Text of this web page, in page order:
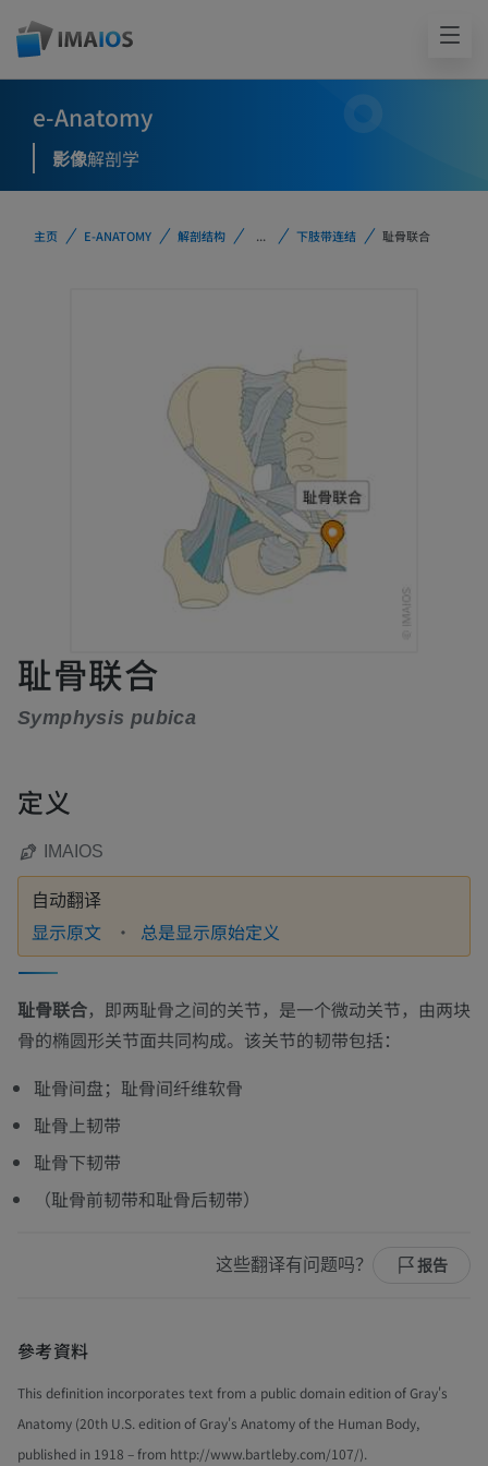
e-Anatomy
影像解剖学
主页 E-ANATOMY 解剖结构 ... 下肢带连结 耻骨联合
耻骨联合
Symphysis pubica
定义
IMAIOS
自动翻译
显示原文 总是显示原始定义
耻骨联合，即两耻骨之间的关节，是一个微动关节，由两块
骨的椭圆形关节面共同构成。该关节的韧带包括：
耻骨间盘；耻骨间纤维软骨
耻骨上韧带
耻骨下韧带
（耻骨前韧带和耻骨后韧带）
这些翻译有问题吗？ 报告
參考資料
This definition incorporates text from a public domain edition of Gray's
Anatomy (20th U.S. edition of Gray's Anatomy of the Human Body,
published in 1918 – from http://www.bartleby.com/107/).